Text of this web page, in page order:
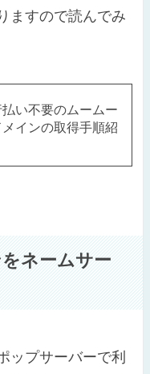
ますので読んでみ
い不要のムームー
メインの取得手順紹
ネームサー
ップサーバーで利